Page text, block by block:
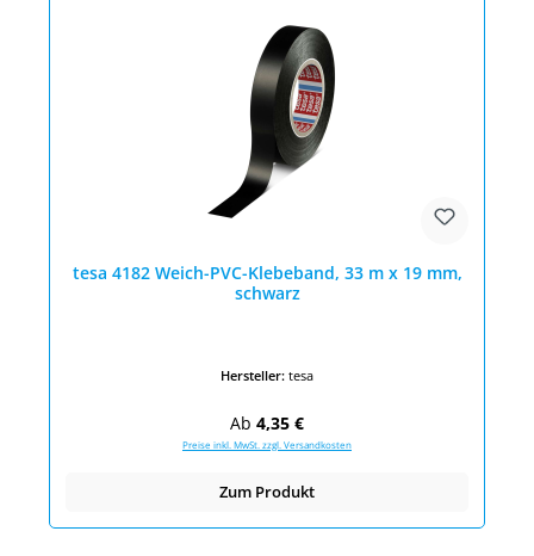
tesa 4182 Weich-PVC-Klebeband, 33 m x 19 mm,
schwarz
Hersteller: tesa
Regulärer Preis:
Ab 4,35 €
Preise inkl. MwSt. zzgl. Versandkosten
Zum Produkt